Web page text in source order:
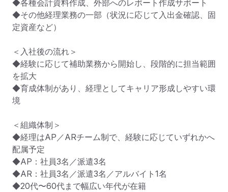
◆各種会計資料作成、外部へのレポート作成サポート
◆その他経理業務の一部（状況に応じて入出金確認、固
定資産など）
＜入社後の流れ＞
◆経験に応じて補助業務から開始し、段階的に担当範囲
を拡大
◆育成体制があり、経理としてキャリア形成しやすい環
境
＜組織体制＞
◆経理はAP／ARチーム制で、経験に応じていずれかへ
配属予定
◆AP：社員3名／派遣3名
◆AR：社員3名／派遣3名／アルバイト1名
◆20代〜60代まで幅広い年代が在籍